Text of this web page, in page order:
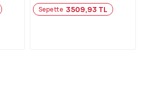
Sepette 3509,93 TL